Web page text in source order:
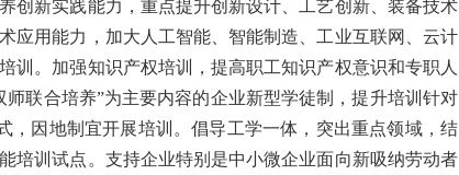
创新实践能力，重点提升创新设计、工艺创新、装备技术
应用能力，加大人工智能、智能制造、工业互联网、云计
训。加强知识产权培训，提高职工知识产权意识和专职人
联合培养”为主要内容的企业新型学徒制，提升培训针对
因地制宜开展培训。倡导工学一体，突出重点领域，结
培训试点。支持企业特别是中小微企业面向新吸纳劳动者